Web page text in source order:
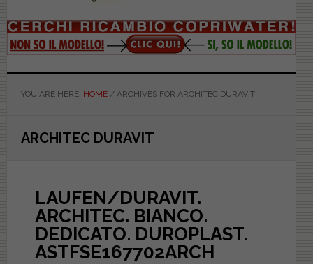
YOU ARE HERE: HOME /ARCHIVES FOR ARCHITEC DURAVIT
ARCHITEC DURAVIT
LAUFEN/DURAVIT.
ARCHITEC. BIANCO.
DEDICATO. DUROPLAST.
ASTFSE167702ARCH